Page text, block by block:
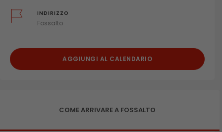
INDIRIZZO
Fossalto
AGGIUNGI AL CALENDARIO
COME ARRIVARE A FOSSALTO